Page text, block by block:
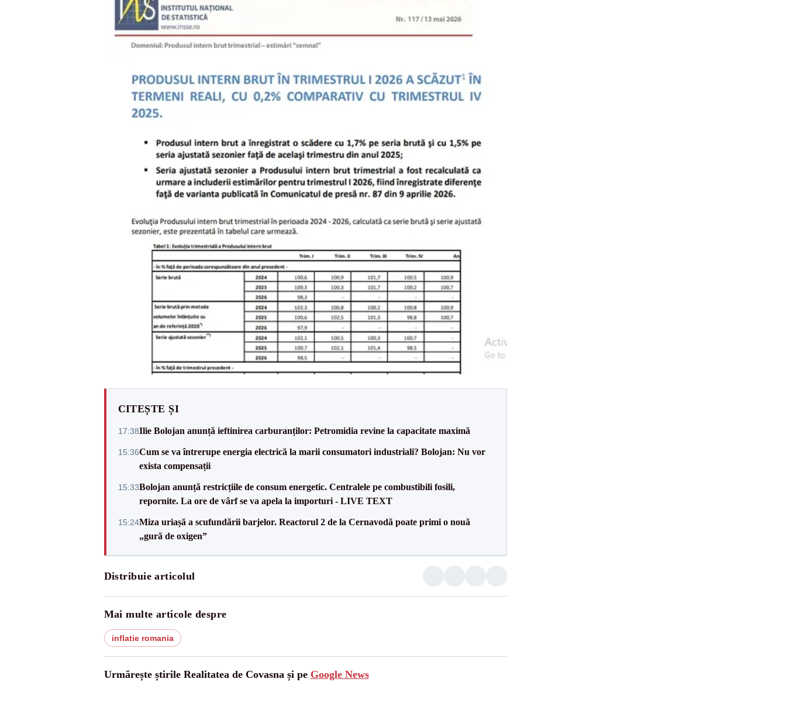
CITEȘTE ȘI
17:38Ilie Bolojan anunță ieftinirea carburanților: Petromidia revine la capacitate maximă
15:36Cum se va întrerupe energia electrică la marii consumatori industriali? Bolojan: Nu vor
exista compensații
15:33Bolojan anunță restricțiile de consum energetic. Centralele pe combustibili fosili,
repornite. La ore de vârf se va apela la importuri - LIVE TEXT
15:24Miza uriașă a scufundării barjelor. Reactorul 2 de la Cernavodă poate primi o nouă
„gură de oxigen”
Distribuie articolul
Mai multe articole despre
inflatie romania
Urmărește știrile Realitatea de Covasna și pe Google News